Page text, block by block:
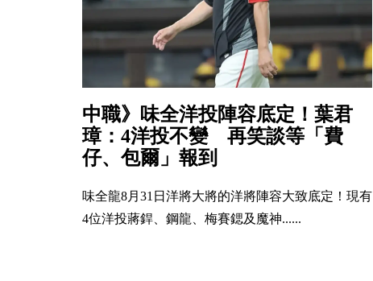
中職》味全洋投陣容底定！葉君
璋：4洋投不變 再笑談等「費
仔、包爾」報到
味全龍8月31日洋將大將的洋將陣容大致底定！現有
4位洋投蔣銲、鋼龍、梅賽鍶及魔神......